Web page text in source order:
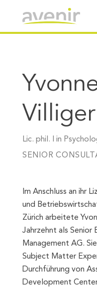
Villiger
Lic. phil. I in
SENIOR
Im Anschluss an ihr
und
Zürich arbeitete
Jahrzehnt als Senior
Management AG.
Subject Matter
Durchführung von
Development